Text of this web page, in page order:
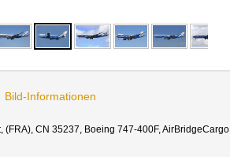
Bild-Informationen
(FRA), CN 35237, Boeing 747-400F, AirBridgeCargo